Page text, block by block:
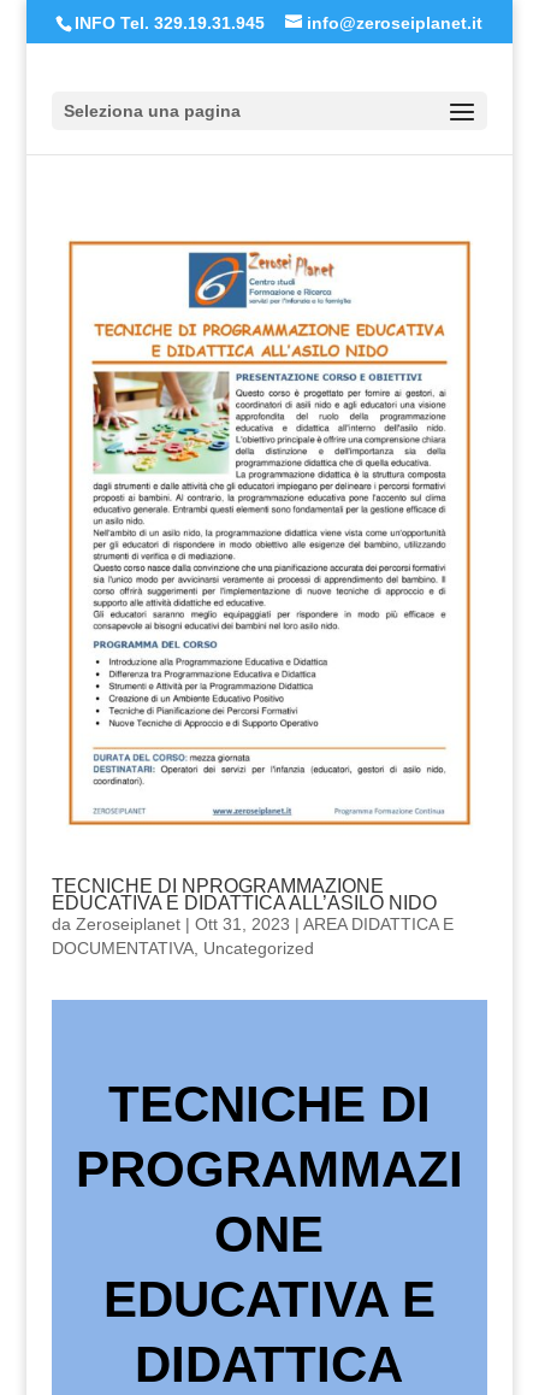
INFO Tel. 329.19.31.945 info@zeroseiplanet.it
Seleziona una pagina
TECNICHE DI NPROGRAMMAZIONE
EDUCATIVA E DIDATTICA ALL’ASILO NIDO
da Zeroseiplanet| Ott 31, 2023 | AREA DIDATTICA E
DOCUMENTATIVA, Uncategorized
TECNICHE DI
PROGRAMMAZI
ONE
EDUCATIVA E
DIDATTICA